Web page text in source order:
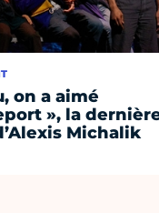
on a aimé
», la
Michalik